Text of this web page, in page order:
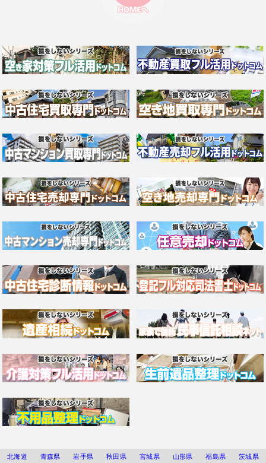
北海道 青森県 岩手県 秋田県 宮城県 山形県 福島県 茨城県